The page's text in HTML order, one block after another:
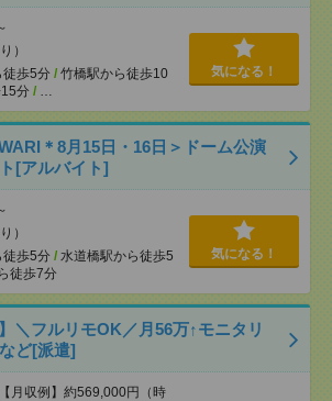
）
徒歩5分 / 竹橋駅から徒歩10
分 / …
気になる！
＊8月15日・16日＞ドーム公演
[アルバイト]
）
徒歩5分 / 水道橋駅から徒歩5
徒歩7分
気になる！
＼フルリモOK／月56万↑モニタリ
ど[派遣]
月収例】約569,000円（時